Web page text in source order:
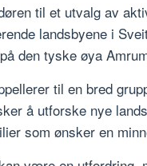
til et utvalg av
landsbyene i
den tyske øya
til en bred
å utforske nye
som ønsker en